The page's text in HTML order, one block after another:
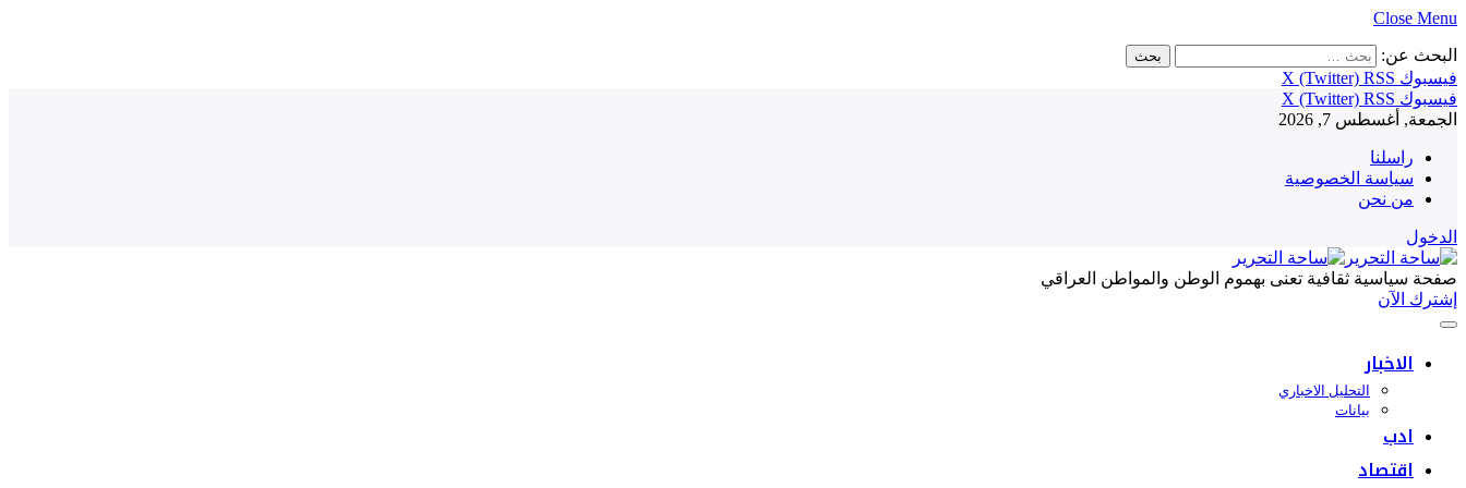
Close Menu
البحث عن:
فيسبوك
X (Twitter) RSS
فيسبوك
X (Twitter) RSS
الجمعة, أغسطس 7, 2026
راسلنا
سياسة الخصوصية
من نحن
الدخول
صفحة سياسية ثقافية تعنى بهموم الوطن والمواطن العراقي
إشترك الآن
الاخبار
التحليل الاخباري
بيانات
ادب
اقتصاد